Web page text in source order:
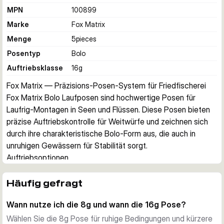
MPN
100899
Marke
Fox Matrix
Menge
5pieces
Posentyp
Bolo
Auftriebsklasse
16g
Fox Matrix — Präzisions-Posen-System für Friedfischerei
Fox Matrix Bolo Laufposen sind hochwertige Posen für
Laufrig-Montagen in Seen und Flüssen. Diese Posen bieten
präzise Auftriebskontrolle für Weitwürfe und zeichnen sich
durch ihre charakteristische Bolo-Form aus, die auch in
unruhigen Gewässern für Stabilität sorgt.
Auftriebsoptionen
an unterschiedliche Gewässerbedingungen und Wurfweiten.
Entfernungen, während die 16g starken Wind und große
Wurfweiten sicher bewältigt.
Häufig gefragt
Wann nutze ich die 8g und wann die 16g Pose?
Wählen Sie die 8g Pose für ruhige Bedingungen und kürzere